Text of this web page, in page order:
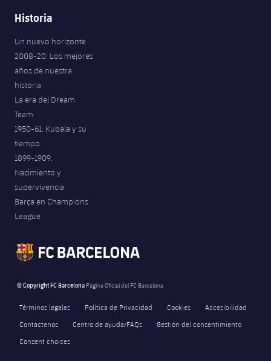
Historia
Un nuevo horizonte
2008-20. Los mejores
años de nuestra
historia
La era del Dream
Team
1950-61. Kubala y su
tiempo
1899-1909.
Nacimiento y
supervivencia
Barça en Champions
League
© Copyright FC Barcelona Página Oficial del FC Barcelona
Términos legales Política de Privacidad Cookies
Accesibilidad
Contáctenos
Centro de ayuda/FAQs
Gestión del consentimiento
Consent choices